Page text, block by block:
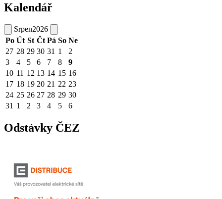
Kalendář
Srpen2026
Po Út St Čt Pá So Ne
27 28 29 30 31 1
2
3
4 5 6 7 8
9
10 11 12 13 14 15 16
17 18 19 20 21 22 23
24 25 26 27 28 29 30
31 1 2 3 4 5 6
Odstávky ČEZ